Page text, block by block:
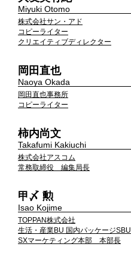
Miyuki Otomo
株式会社サン・アド
コピーライター
クリエイティブディレクター
岡田直也
Naoya Okada
岡田直也事務所
コピーライター
柿内尚文
Takafumi Kakiuchi
株式会社アスコム
常務取締役 編集局長
甲〆 勲
Isao Kojime
TOPPAN株式会社
生活・産業BU 国内パッケージSBU
SXマーケティング本部 本部長